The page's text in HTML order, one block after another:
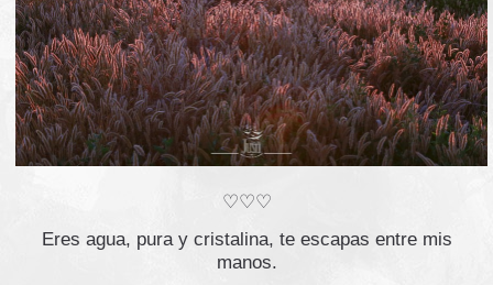
♡♡♡
Eres agua, pura y cristalina, te escapas entre mis
manos.